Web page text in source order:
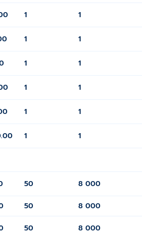
1 1
1 1
1 1
1 1
1 1
1 1
50 8 000
50 8 000
50 8 000